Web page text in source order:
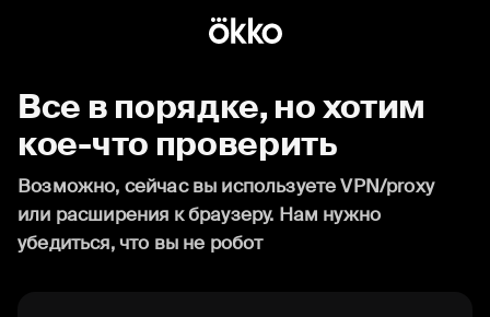
Все в порядке, но хотим
кое-что проверить
Возможно, сейчас вы используете VPN/proxy
или расширения к браузеру. Нам нужно
убедиться, что вы не робот